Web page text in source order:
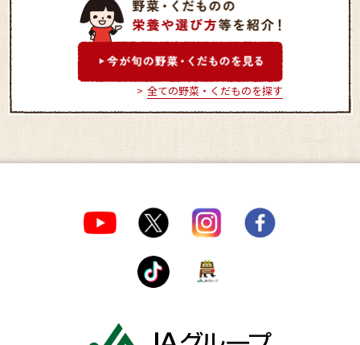
喜ね舎 愛菜館
永平寺四季食彩
里
全ての野菜・くだものを探す